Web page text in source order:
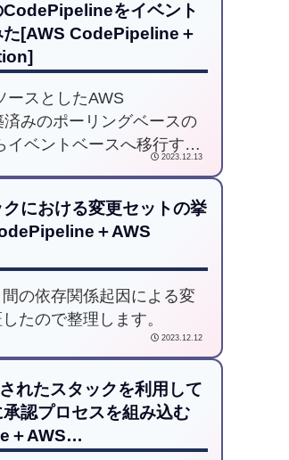
をイベント
た[AWS CodePipeline＋
ースとしたAWS
みのポーリングベースの
イベントベースへ移行する
2023.12.13
における変更セットの挙
＋AWS
の依存関係起因による変
たので整理します。
2023.12.12
れたスタックを利用して
認プロセスを組み込む
＋AWS